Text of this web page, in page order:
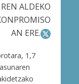
REN ALDEKO
AN ERE.
1,7